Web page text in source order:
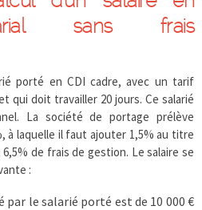
sans frais
porté en CDI cadre, avec un tarif
qui doit travailler 20 jours. Ce salarié
La société de portage prélève
à laquelle il faut ajouter 1,5% au titre
de frais de gestion. Le salaire se
:
par le salarié porté est de 10 000 €